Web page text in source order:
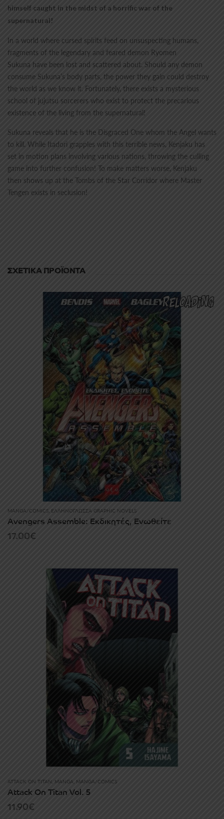
himself caught in the midst of a horrific war of the
supernatural!
In a world where cursed spirits feed on unsuspecting humans,
fragments of the legendary and feared demon Ryomen
Sukuna have been lost and scattered about. Should any demon
consume Sukuna’s body parts, the power they gain could destroy
the world as we know it. Fortunately, there exists a mysterious
school of jujutsu sorcerers who exist to protect the precarious
existence of the living from the supernatural!
Sukuna reveals that he is the Disgraced One whom the Angel wants
to kill. While Itadori grapples with this terrible news, Kenjaku has
set in motion plans involving various nations, throwing the culling
game into further confusion! To make matters worse, Kenjaku
then shows up at the Tombs of the Star Corridor where Master
Tengen exists in seclusion!
ΣΧΕΤΙΚΆ ΠΡΟΪΌΝΤΑ
MANGA/COMICS, ΕΛΛΗΝΌΓΛΩΣΣΑ GRAPHIC NOVELS
Avengers Assemble: Εκδικητές, Ενωθείτε
17.00€
ATTACK ON TITAN MANGA , MANGA/COMICS
Attack On Titan Vol. 5
11.90€